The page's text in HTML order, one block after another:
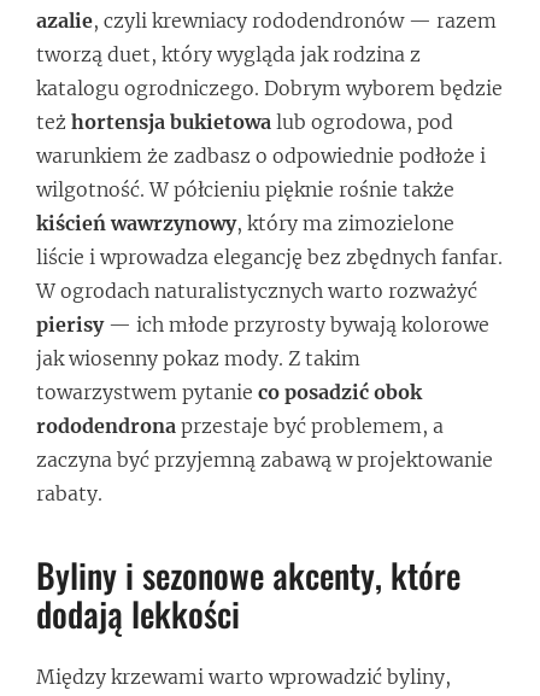
azalie, czyli krewniacy rododendronów — razem
tworzą duet, który wygląda jak rodzina z
katalogu ogrodniczego. Dobrym wyborem będzie
też hortensja bukietowa lub ogrodowa, pod
warunkiem że zadbasz o odpowiednie podłoże i
wilgotność. W półcieniu pięknie rośnie także
kiścień wawrzynowy, który ma zimozielone
liście i wprowadza elegancję bez zbędnych fanfar.
W ogrodach naturalistycznych warto rozważyć
pierisy— ich młode przyrosty bywają kolorowe
jak wiosenny pokaz mody. Z takim
towarzystwem pytanie co posadzić obok
rododendrona przestaje być problemem, a
zaczyna być przyjemną zabawą w projektowanie
rabaty.
Byliny i sezonowe akcenty, które
dodają lekkości
Między krzewami warto wprowadzić byliny,